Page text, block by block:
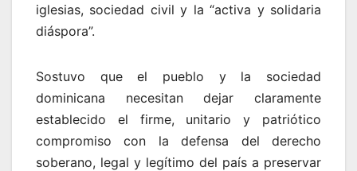
iglesias, sociedad civil y la “activa y solidaria
diáspora”.
Sostuvo que el pueblo y la sociedad
dominicana necesitan dejar claramente
establecido el firme, unitario y patriótico
compromiso con la defensa del derecho
soberano, legal y legítimo del país a preservar